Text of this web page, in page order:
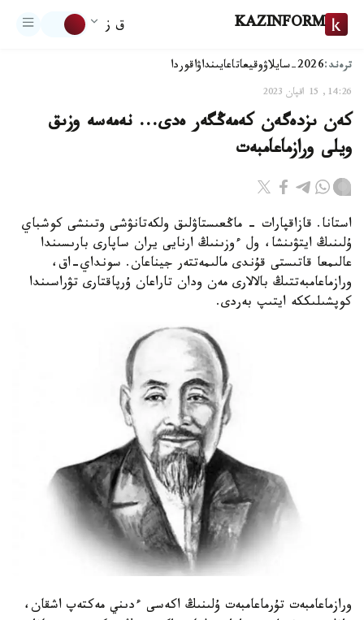
KAZINFORM ق ز
ترەند:2026-سايلاۋ وقيعاتاعايىنداۋاقوردا
14:26, 15 اقپان 2023
كەن ىزدەگەن كەمەڭگەر ەدى... نەمەسە وزىق
ويلى ورازماعامبەت
استانا. قازاقپارات - ماڭعىستاۋلىق ولكەتانۋشى وتىنشى كوشباي
ۇلىنىڭ ايتۋىنشا، ول ءوزىنىڭ ارنايى يران ساپارى بارىسىندا
عالىمعا قاتىستى قۇندى مالىمەتتەر جيناعان. سونداي-اق،
ورازماعامبەتتىڭ بالالارى مەن ودان تاراعان ۇرپاقتارى تۋراسىندا
كوپشىلىككە ايتىپ بەردى.
ورازماعامبەت تۇرماعامبەت ۇلىنىڭ اكەسى ءدىني مەكتەپ اشقان،